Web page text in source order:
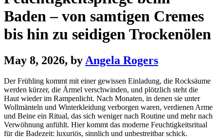
Baden – von samtigen Cremes
bis hin zu seidigen Trockenölen
May 8, 2026, by Angela Rogers
Der Frühling kommt mit einer gewissen Einladung, die Rocksäume
werden kürzer, die Ärmel verschwinden, und plötzlich steht die
Haut wieder im Rampenlicht. Nach Monaten, in denen sie unter
Wollmänteln und Winterkleidung verborgen waren, verdienen Arme
und Beine ein Ritual, das sich weniger nach Routine und mehr nach
Verwöhnung anfühlt. Hier kommt das moderne Feuchtigkeitsritual
für die Badezeit: luxuriös, sinnlich und unbestreitbar schick.